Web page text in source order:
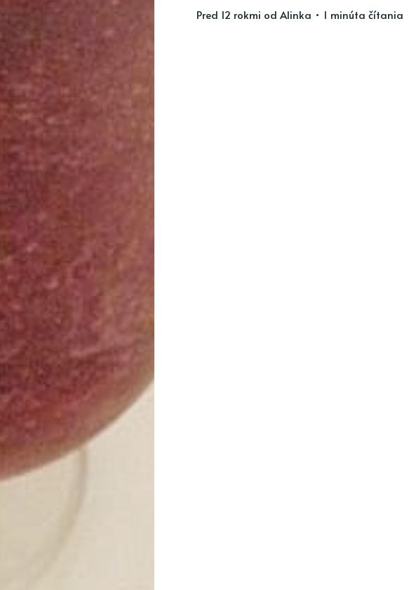
pred 12 rokmi od Alinka • 1 minúta čítania